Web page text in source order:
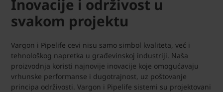
Inovacije i održivost u
svakom projektu
Vargon i Pipelife cevi nisu samo simbol kvaliteta, već i
tehnološkog napretka u građevinskoj industriji. Naša
proizvodnja koristi najnovije inovacije koje omogućavaju
vrhunske performanse i dugotrajnost, uz poštovanje
principa održivosti. Vargon i Pipelife sistemi su projektovani